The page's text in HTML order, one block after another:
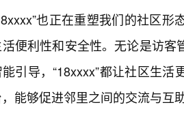
也正在重塑我们的社区
便利性和安全性。无论是访
引导，“18xxxx”都让社区生
能够促进邻里之间的交流与互